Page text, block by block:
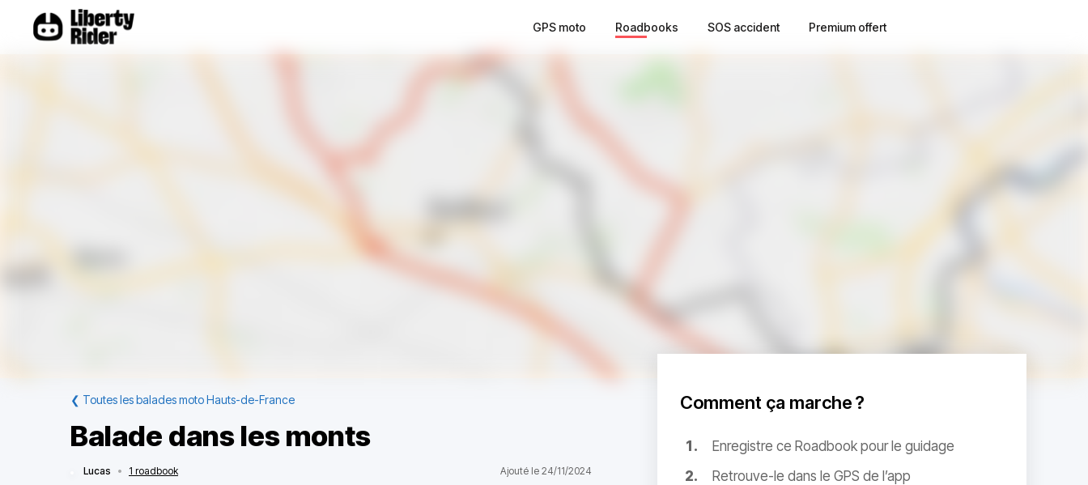
GPS moto Roadbooks SOS accident Premium offert
❮ Toutes les balades moto Hauts-de-France
Balade dans les monts
Lucas • 1 roadbook Ajouté le 24/11/2024
Comment ça marche ?
Enregistre ce Roadbook pour le guidage
Retrouve-le dans le GPS de l’app